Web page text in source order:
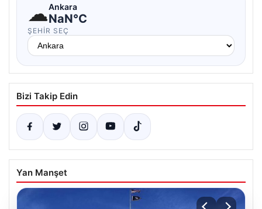
☁Ankara
NaN°C
ŞEHIR SEÇ
Bizi Takip Edin
Yan Manşet